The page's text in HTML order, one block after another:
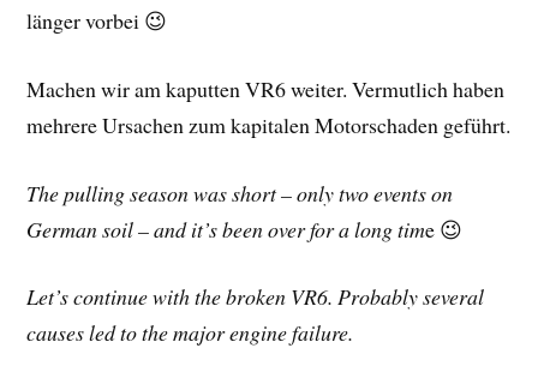
länger vorbei 😉
Machen wir am kaputten VR6 weiter. Vermutlich haben
mehrere Ursachen zum kapitalen Motorschaden geführt.
The pulling season was short – only two events on
German soil – and it’s been over for a long time 😉
Let’s continue with the broken VR6. Probably several
causes led to the major engine failure.